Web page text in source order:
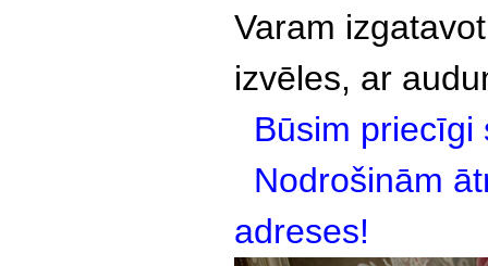
Varam
izvēles, ar
Būsim priecīgi
Nodrošinām
adreses!